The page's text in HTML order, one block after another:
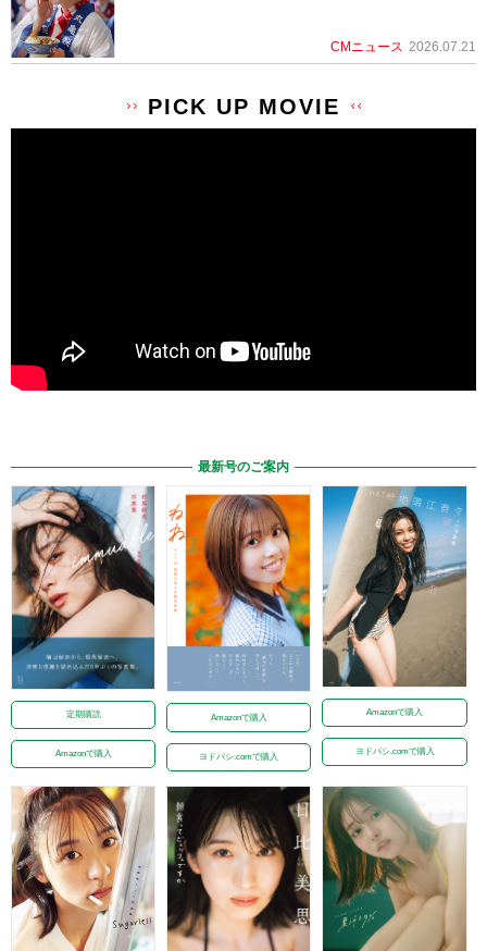
CMニュース 2026.07.21
PICK UP MOVIE
最新号のご案内
定期購読
Amazonで購入
Amazonで購入
ヨドバシ.comで購入
Amazonで購入
ヨドバシ.comで購入